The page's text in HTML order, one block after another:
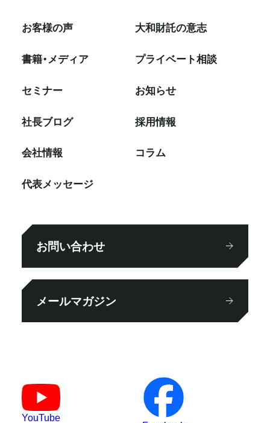
お客様の声
書籍・メディア
セミナー
社⻑ブログ
会社情報
代表メッセージ
大和財託の意志
プライベート相談
お知らせ
採⽤情報
コラム
お問い合わせ
メールマガジン
YouTube